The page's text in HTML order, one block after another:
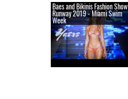
Baes and Bikinis Fashion Show
Runway 2019 - Miami Swim
Week